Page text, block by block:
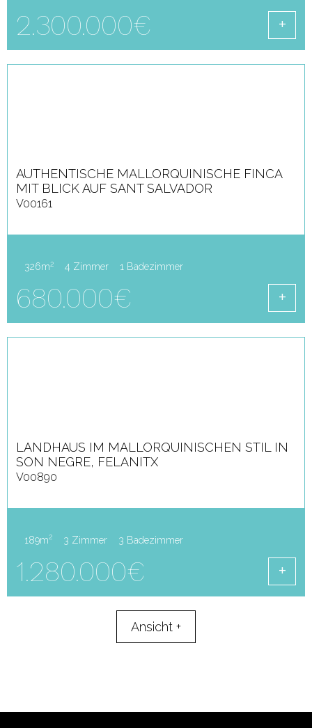
2.300.000€
AUTHENTISCHE MALLORQUINISCHE FINCA
MIT BLICK AUF SANT SALVADOR
V00161
326m2 4 Zimmer 1 Badezimmer
680.000€
LANDHAUS IM MALLORQUINISCHEN STIL IN
SON NEGRE, FELANITX
V00890
189m2 3 Zimmer 3 Badezimmer
1.280.000€
Ansicht +